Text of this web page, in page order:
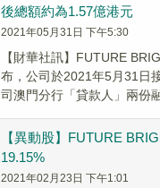
後總額約為1.57億港元
2021年05月31日 下午5:30
【財華社訊】FUTURE
布，公司於2021年5月31日
司澳門分行「貸款人」兩份
【異動股】FUTURE
19.15%
2021年02月23日 下午1:01